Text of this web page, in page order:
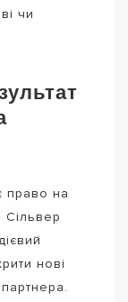
чи
право на
Сільвер
нові